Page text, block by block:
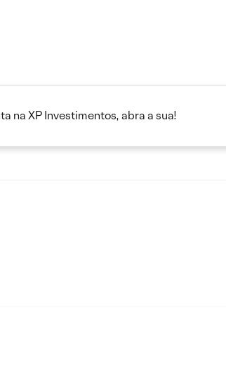
na XP Investimentos, abra a sua!